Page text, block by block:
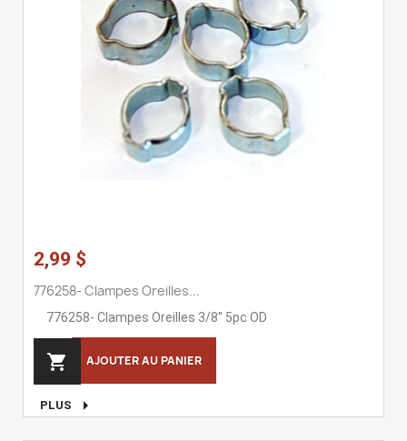
2,99 $
776258- Clampes Oreilles...
776258- Clampes Oreilles 3/8'' 5pc OD
 AJOUTER AU PANIER
PLUS 